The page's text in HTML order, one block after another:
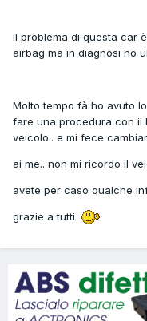
il problema di questa car
airbag ma in diagnosi ho
Molto tempo fà ho avuto
fare una procedura con il
veicolo.. e mi fece
ai me.. non mi ricordo il
avete per caso qualche
grazie a tutti